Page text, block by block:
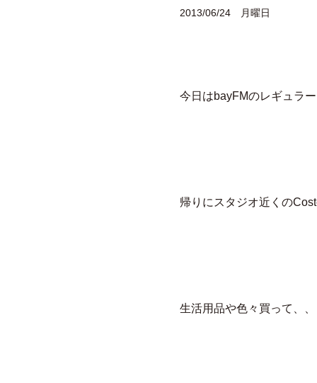
2013/06/24 月曜日
今日はbayFMのレギュラ
帰りにスタジオ近くの
生活用品や色々買って、、